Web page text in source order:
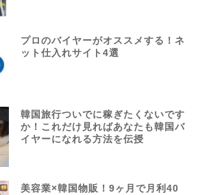
プロのバイヤーがオススメする！ネ
ット仕入れサイト4選
韓国旅行ついでに稼ぎたくないです
か！これだけ見ればあなたも韓国バ
イヤーになれる方法を伝授
美容業×韓国物販！9ヶ月で月利40